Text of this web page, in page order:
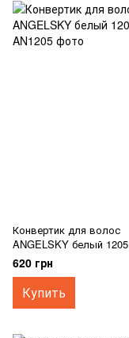
Конвертик для волос
ANGELSKY белый 1205
620 грн
Купить